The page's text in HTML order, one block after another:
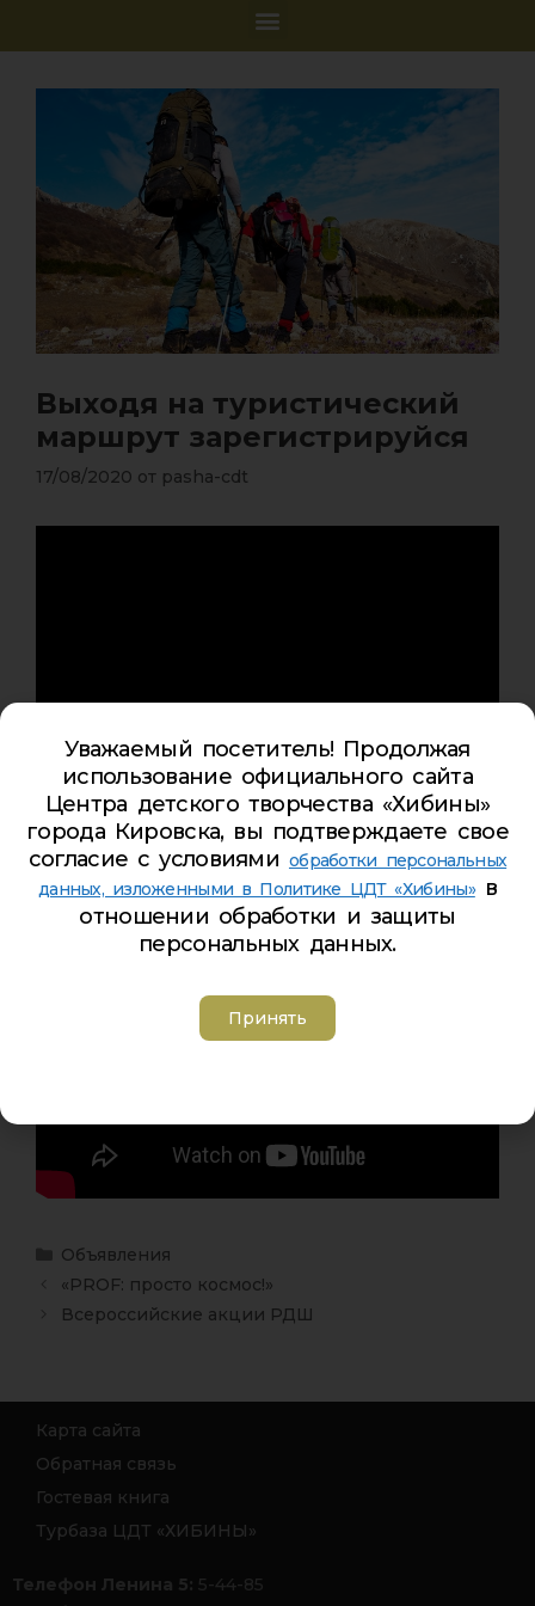
Выходя на туристический
маршрут зарегистрируйся
17/08/2020 от pasha-cdt
Объявления
«PROF: просто космос!»
Всероссийские акции РДШ
Карта сайта
Обратная связь
Гостевая книга
Турбаза ЦДТ «ХИБИНЫ»
Телефон Ленина 5: 5-44-85
Уважаемый посетитель! Продолжая
использование официального сайта
Центра детского творчества «Хибины»
города Кировска, вы подтверждаете свое
согласие с условиями обработки персональных
данных, изложенными в Политике ЦДТ «Хибины»в
отношении обработки и защиты
персональных данных.
Принять